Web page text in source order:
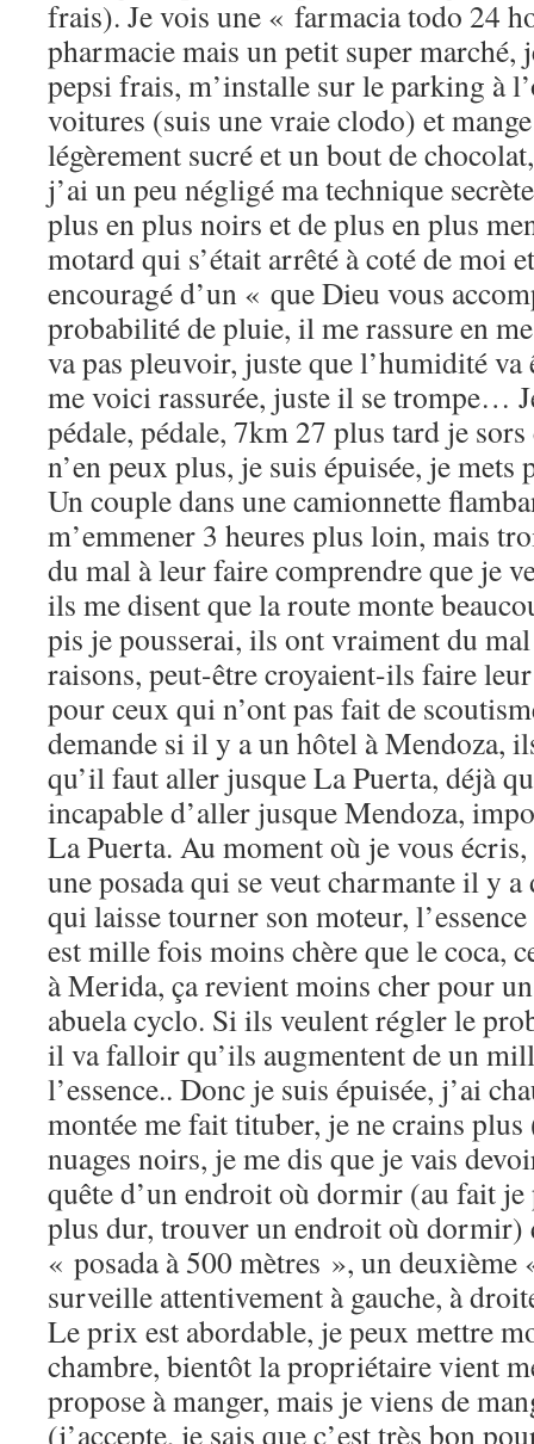
frais). Je vois une « farmacia todo 24
pharmacie mais un petit super marché,
pepsi frais, m’installe sur le parking à
voitures (suis une vraie clodo) et
légèrement sucré et un bout de
j’ai un peu négligé ma technique
plus en plus noirs et de plus en plus
motard qui s’était arrêté à coté de moi
encouragé d’un « que Dieu vous
probabilité de pluie, il me rassure en
va pas pleuvoir, juste que l’humidité
me voici rassurée, juste il se trompe…
pédale, pédale, 7km 27 plus tard je
n’en peux plus, je suis épuisée, je mets
Un couple dans une camionnette
m’emmener 3 heures plus loin, mais
du mal à leur faire comprendre que je
ils me disent que la route monte
pis je pousserai, ils ont vraiment du
raisons, peut-être croyaient-ils faire
pour ceux qui n’ont pas fait de
demande si il y a un hôtel à Mendoza,
qu’il faut aller jusque La Puerta, déjà
incapable d’aller jusque Mendoza,
La Puerta. Au moment où je vous
une posada qui se veut charmante il y
qui laisse tourner son moteur,
est mille fois moins chère que le coca,
à Merida, ça revient moins cher pour
abuela cyclo. Si ils veulent régler le
il va falloir qu’ils augmentent de un
l’essence.. Donc je suis épuisée, j’ai
montée me fait tituber, je ne crains
nuages noirs, je me dis que je vais
quête d’un endroit où dormir (au fait je
plus dur, trouver un endroit où dormir)
« posada à 500 mètres », un deuxième
surveille attentivement à gauche, à
Le prix est abordable, je peux mettre
chambre, bientôt la propriétaire vient
propose à manger, mais je viens de
(j’accepte, je sais que c’est très bon